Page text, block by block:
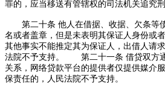
罪的，应当移送有管辖权的司法机关追究刑
第二十条 他人在借据、收据、欠条等
名或者盖章，但是未表明其保证人身份或
其他事实不能推定其为保证人，出借人请
法院不予支持。 第二十一条 借贷双方
关系，网络贷款平台的提供者仅提供媒介
保责任的，人民法院不予支持。